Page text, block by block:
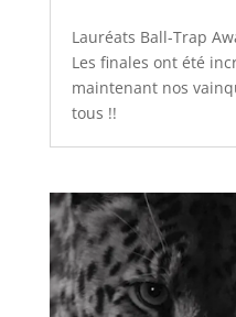
Lauréats Ball-Trap
Les finales ont été
maintenant nos
tous !!